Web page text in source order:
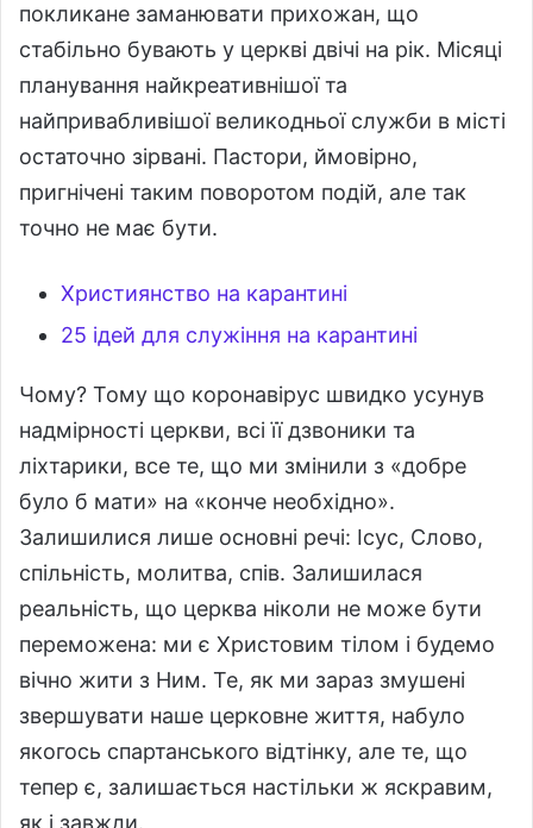
покликане заманювати прихожан, що
стабільно бувають у церкві двічі на рік. Місяці
планування найкреативнішої та
найпривабливішої великодньої служби в місті
остаточно зірвані. Пастори, ймовірно,
пригнічені таким поворотом подій, але так
точно не має бути.
Християнство на карантині
25 ідей для служіння на карантині
Чому? Тому що коронавірус швидко усунув
надмірності церкви, всі її дзвоники та
ліхтарики, все те, що ми змінили з «добре
було б мати» на «конче необхідно».
Залишилися лише основні речі: Ісус, Слово,
спільність, молитва, спів. Залишилася
реальність, що церква ніколи не може бути
переможена: ми є Христовим тілом і будемо
вічно жити з Ним. Те, як ми зараз змушені
звершувати наше церковне життя, набуло
якогось спартанського відтінку, але те, що
тепер є, залишається настільки ж яскравим,
як і завжди.